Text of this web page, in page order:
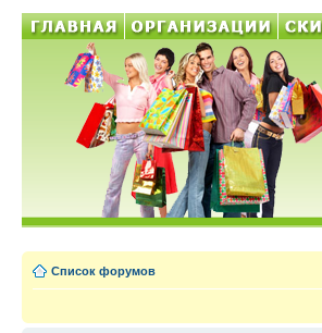
Список форумов